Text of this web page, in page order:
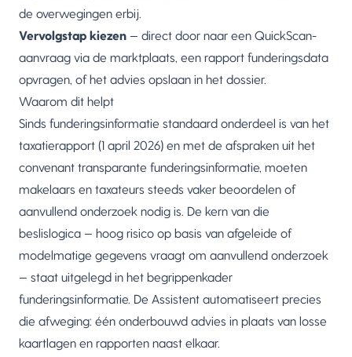
de overwegingen erbij.
Vervolgstap kiezen — direct door naar een QuickScan-
aanvraag via de marktplaats, een rapport funderingsdata
opvragen, of het advies opslaan in het dossier.
Waarom dit helpt
Sinds funderingsinformatie standaard onderdeel is van het
taxatierapport (1 april 2026) en met de afspraken uit het
convenant transparante funderingsinformatie, moeten
makelaars en taxateurs steeds vaker beoordelen of
aanvullend onderzoek nodig is. De kern van die
beslislogica — hoog risico op basis van afgeleide of
modelmatige gegevens vraagt om aanvullend onderzoek
— staat uitgelegd in het begrippenkader
funderingsinformatie. De Assistent automatiseert precies
die afweging: één onderbouwd advies in plaats van losse
kaartlagen en rapporten naast elkaar.